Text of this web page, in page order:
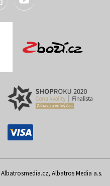
Albatros Media a.s.